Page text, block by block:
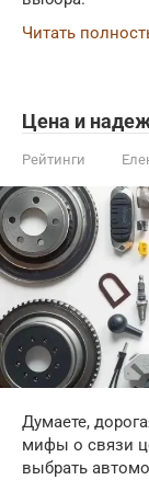
Читать
Цена и
Рейтинги
Думаете,
мифы о связи
выбрать